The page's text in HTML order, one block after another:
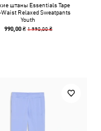
штаны Essentials Tape
Relaxed Sweatpants
Youth
990,00 ₴ 1 990,00 ₴